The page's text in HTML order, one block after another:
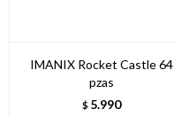
IMANIX Rocket Castle 64
pzas
$ 5.990